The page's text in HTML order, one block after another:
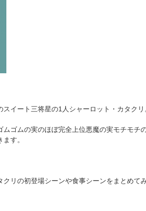
イート三将星の1人シャーロット・カタクリ
ゴムの実のほぼ完全上位悪魔の実モチモチ
す。
リの初登場シーンや食事シーンをまとめて